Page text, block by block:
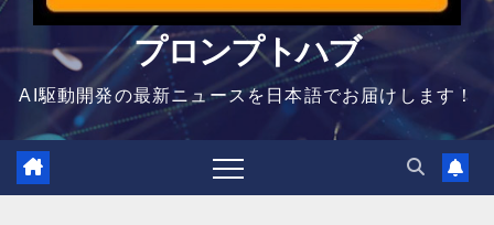
プロンプトハブ
AI駆動開発の最新ニュースを日本語でお届けします！